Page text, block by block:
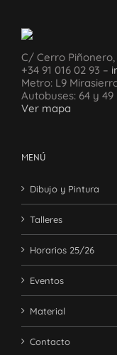
C/ Cerro Piñonero,
+34 91 016 02 93 –
Metro: L9
Autobuses: 64 y 49
Ver mapa
MENÚ
Dibujo y Pintura
Talleres
Horarios 25/26
Eventos
Material
Contacto